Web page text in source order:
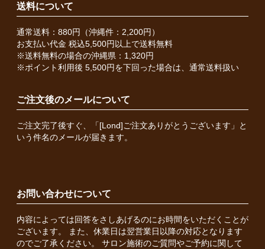
送料について
通常送料：880円（沖縄件：2,200円）
お支払い代金 税込5,500円以上で送料無料
※送料無料の場合の沖縄県：1,320円
※ポイント利用後 5,500円を下回った場合は、通常送料扱い
ご注文後のメールについて
ご注文完了後すぐ、「[Lond]ご注文ありがとうございます」と
いう件名のメールが届きます。
お問い合わせについて
内容によっては回答をさしあげるのにお時間をいただくことが
ございます。 また、休業日は翌営業日以降の対応となります
のでご了承ください。 サロン施術のご質問やご予約に関して